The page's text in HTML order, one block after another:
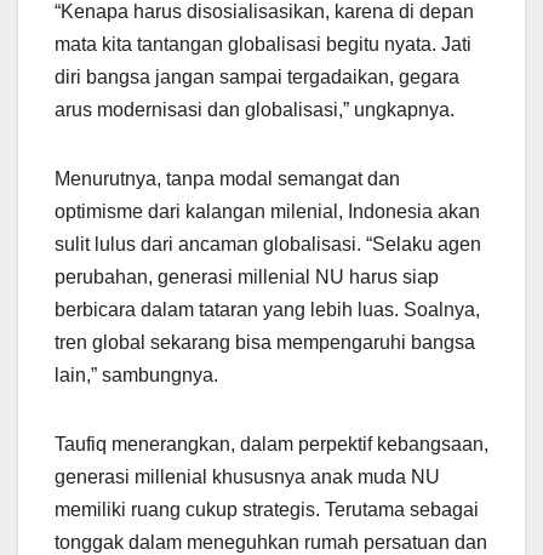
“Kenapa harus disosialisasikan, karena di depan
mata kita tantangan globalisasi begitu nyata. Jati
diri bangsa jangan sampai tergadaikan, gegara
arus modernisasi dan globalisasi,” ungkapnya.
Menurutnya, tanpa modal semangat dan
optimisme dari kalangan milenial, Indonesia akan
sulit lulus dari ancaman globalisasi. “Selaku agen
perubahan, generasi millenial NU harus siap
berbicara dalam tataran yang lebih luas. Soalnya,
tren global sekarang bisa mempengaruhi bangsa
lain,” sambungnya.
Taufiq menerangkan, dalam perpektif kebangsaan,
generasi millenial khususnya anak muda NU
memiliki ruang cukup strategis. Terutama sebagai
tonggak dalam meneguhkan rumah persatuan dan